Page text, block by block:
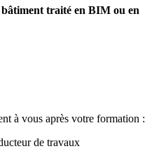
traité en BIM ou en
pour la préparation du
techniques
entreprises (DCE)
à vous après votre formation :
de travaux